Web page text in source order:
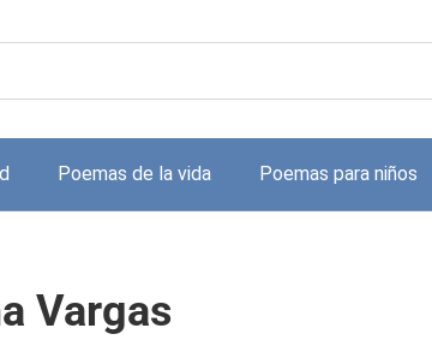
Poemas de la vida Poemas para niños
Vargas